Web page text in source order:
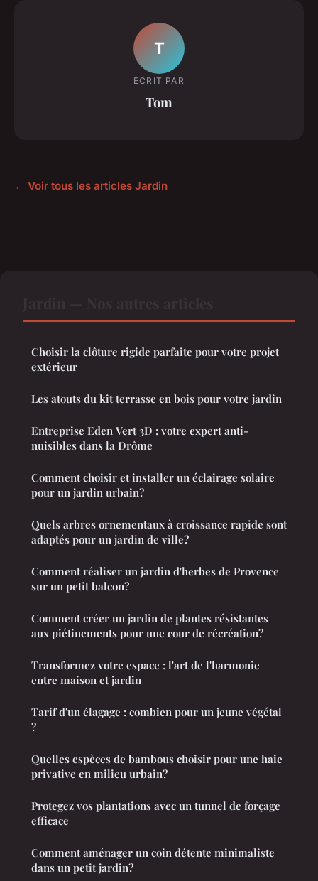
T
ECRIT PAR
Tom
← Voir tous les articles Jardin
Choisir la clôture rigide parfaite pour votre projet
extérieur
Les atouts du kit terrasse en bois pour votre jardin
Entreprise Eden Vert 3D : votre expert anti-
nuisibles dans la Drôme
Comment choisir et installer un éclairage solaire
pour un jardin urbain?
Quels arbres ornementaux à croissance rapide sont
adaptés pour un jardin de ville?
Comment réaliser un jardin d'herbes de Provence
sur un petit balcon?
Comment créer un jardin de plantes résistantes
aux piétinements pour une cour de récréation?
Transformez votre espace : l'art de l'harmonie
entre maison et jardin
Tarif d'un élagage : combien pour un jeune végétal
?
Quelles espèces de bambous choisir pour une haie
privative en milieu urbain?
Protegez vos plantations avec un tunnel de forçage
efficace
Comment aménager un coin détente minimaliste
dans un petit jardin?